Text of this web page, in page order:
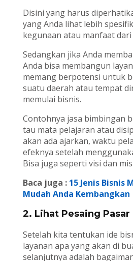
Disini yang harus
yang Anda lihat lebih
kegunaan atau manfaat
Sedangkan jika Anda
Anda bisa membangun
memang berpotensi untuk
suatu daerah atau tempat
memulai bisnis.
Contohnya jasa bimbingan
tau mata pelajaran atau
akan ada ajarkan, waktu
efeknya setelah
Bisa juga seperti visi dan
Baca juga : 15 Jenis Bisnis
Mudah Anda Kembangkan
2. Lihat Pesaing Pasar
Setelah kita tentukan ide
layanan apa yang akan di
selanjutnya adalah